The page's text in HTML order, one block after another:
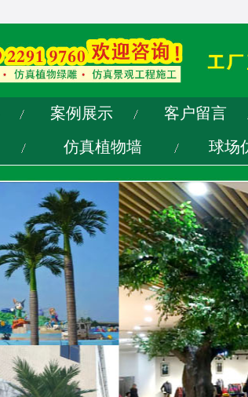
案例展示 客户留言
仿真植物墙 球场